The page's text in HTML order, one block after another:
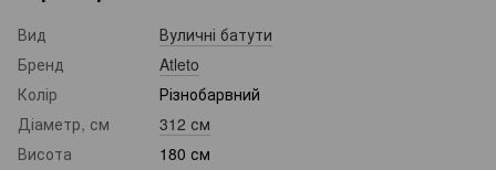
Вид
Вуличні батути
Бренд
Atleto
Колір
Різнобарвний
Діаметр, см
312 см
Висота
180 см